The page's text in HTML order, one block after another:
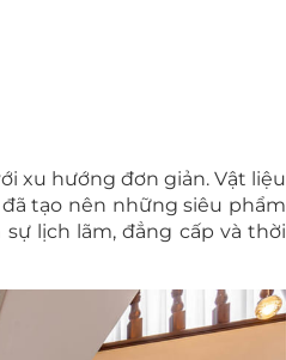
xu hướng đơn giản. Vật liệu
tạo nên những siêu phẩm
lịch lãm, đẳng cấp và thời